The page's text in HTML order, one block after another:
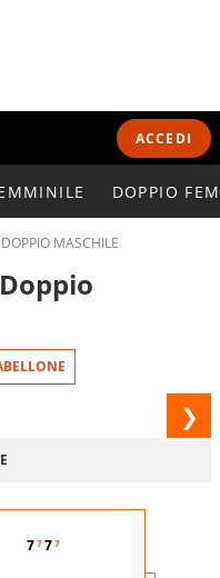
ACCEDI
DOPPIO
MASCHILE
Punteggio
7 7 7 7